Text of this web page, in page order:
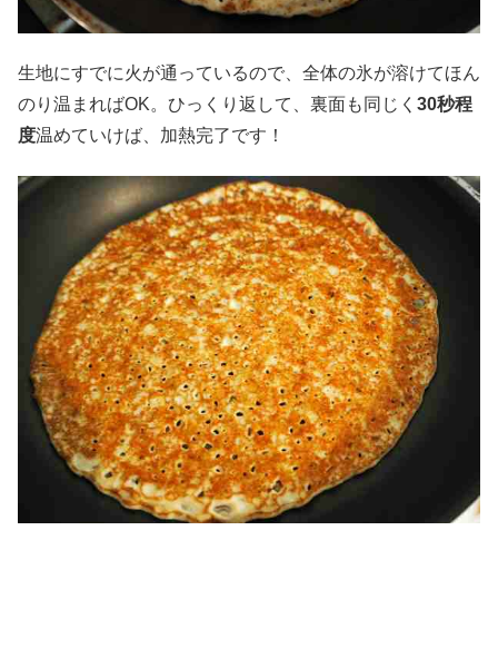
生地にすでに火が通っているので、全体の氷が溶けてほん
のり温まればOK。ひっくり返して、裏面も同じく 30秒程
度温めていけば、加熱完了です！